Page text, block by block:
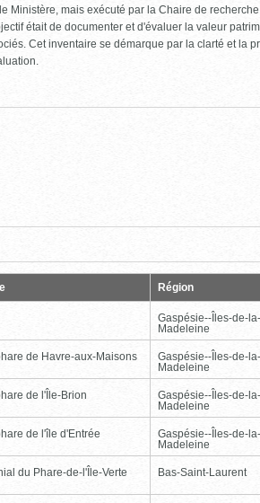
Ministère, mais exécuté par la Chaire de
était de documenter et d'évaluer la valeur
Cet inventaire se démarque par la clarté et la
Région
Gaspésie--Îles-de-la-
Madeleine
de Havre-aux-Maisons
Gaspésie--Îles-de-la-
Madeleine
de l'Île-Brion
Gaspésie--Îles-de-la-
Madeleine
de l'île d'Entrée
Gaspésie--Îles-de-la-
Madeleine
du Phare-de-l'Île-Verte Bas-Saint-Laurent